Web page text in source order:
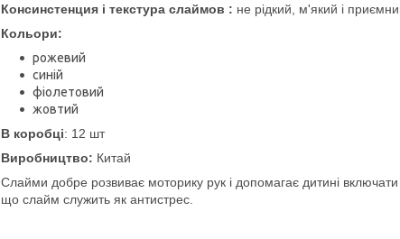
Консинстенция і текстура слаймов : не рідкий, м'який і
Кольори:
рожевий
синій
фіолетовий
жовтий
В коробці: 12 шт
Виробництво: Китай
Слайми добре розвиває моторику рук і допомагає дитині включати
що слайм служить як антистрес.